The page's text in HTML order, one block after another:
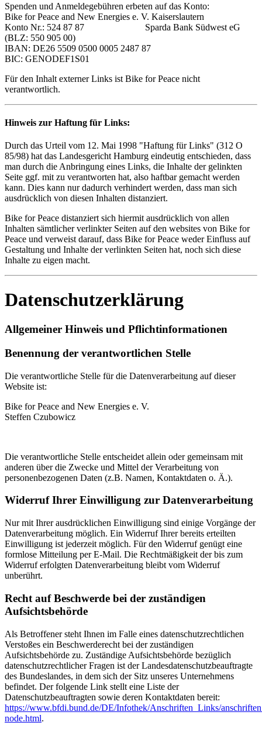
Spenden und Anmeldegebühren erbeten auf das Konto:
Bike for Peace and New Energies e. V. Kaiserslautern
Konto Nr.: 524 87 87 Sparda Bank Südwest eG
(BLZ: 550 905 00)
IBAN: DE26 5509 0500 0005 2487 87
BIC: GENODEF1S01
Für den Inhalt externer Links ist Bike for Peace nicht
verantwortlich.
Hinweis zur Haftung für Links:
Durch das Urteil vom 12. Mai 1998 "Haftung für Links" (312 O
85/98) hat das Landesgericht Hamburg eindeutig entschieden, dass
man durch die Anbringung eines Links, die Inhalte der gelinkten
Seite ggf. mit zu verantworten hat, also haftbar gemacht werden
kann. Dies kann nur dadurch verhindert werden, dass man sich
ausdrücklich von diesen Inhalten distanziert.
Bike for Peace distanziert sich hiermit ausdrücklich von allen
Inhalten sämtlicher verlinkter Seiten auf den websites von Bike for
Peace und verweist darauf, dass Bike for Peace weder Einfluss auf
Gestaltung und Inhalte der verlinkten Seiten hat, noch sich diese
Inhalte zu eigen macht.
Datenschutzerklärung
Allgemeiner Hinweis und Pflichtinformationen
Benennung der verantwortlichen Stelle
Die verantwortliche Stelle für die Datenverarbeitung auf dieser
Website ist:
Bike for Peace and New Energies e. V.
Steffen Czubowicz
Die verantwortliche Stelle entscheidet allein oder gemeinsam mit
anderen über die Zwecke und Mittel der Verarbeitung von
personenbezogenen Daten (z.B. Namen, Kontaktdaten o. Ä.).
Widerruf Ihrer Einwilligung zur Datenverarbeitung
Nur mit Ihrer ausdrücklichen Einwilligung sind einige Vorgänge der
Datenverarbeitung möglich. Ein Widerruf Ihrer bereits erteilten
Einwilligung ist jederzeit möglich. Für den Widerruf genügt eine
formlose Mitteilung per E-Mail. Die Rechtmäßigkeit der bis zum
Widerruf erfolgten Datenverarbeitung bleibt vom Widerruf
unberührt.
Recht auf Beschwerde bei der zuständigen
Aufsichtsbehörde
Als Betroffener steht Ihnen im Falle eines datenschutzrechtlichen
Verstoßes ein Beschwerderecht bei der zuständigen
Aufsichtsbehörde zu. Zuständige Aufsichtsbehörde bezüglich
datenschutzrechtlicher Fragen ist der Landesdatenschutzbeauftragte
des Bundeslandes, in dem sich der Sitz unseres Unternehmens
befindet. Der folgende Link stellt eine Liste der
Datenschutzbeauftragten sowie deren Kontaktdaten bereit:
https://www.bfdi.bund.de/DE/Infothek/Anschriften_Links/
node.html.